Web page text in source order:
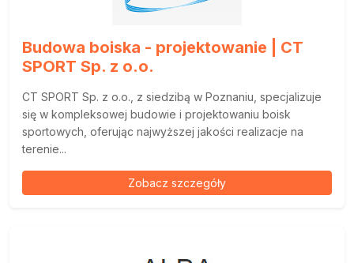
Budowa boiska - projektowanie | CT
SPORT Sp. z o.o.
CT SPORT Sp. z o.o., z siedzibą w Poznaniu, specjalizuje
się w kompleksowej budowie i projektowaniu boisk
sportowych, oferując najwyższej jakości realizacje na
terenie...
Zobacz szczegóły